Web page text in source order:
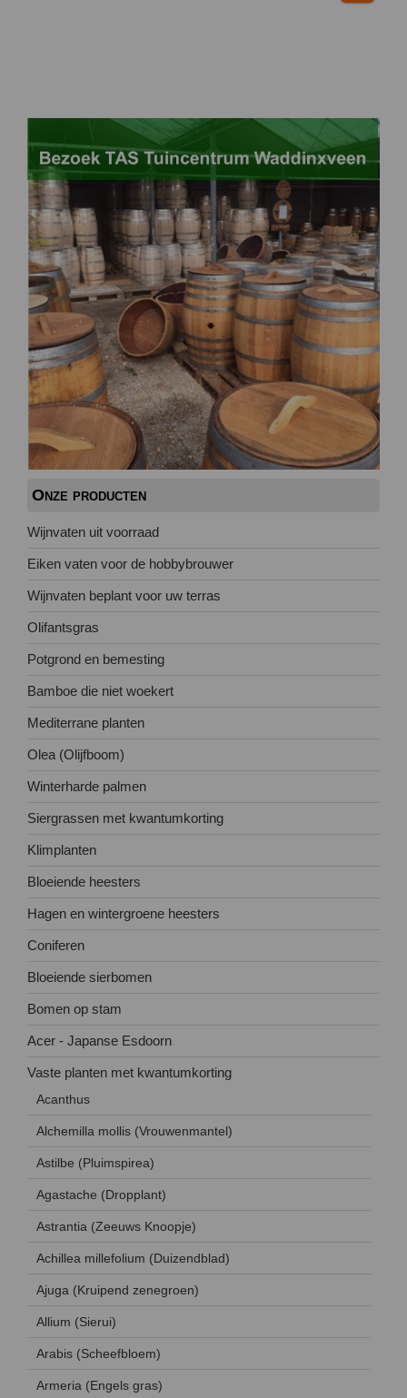
Onze producten
Wijnvaten uit voorraad
Eiken vaten voor de hobbybrouwer
Wijnvaten beplant voor uw terras
Olifantsgras
Potgrond en bemesting
Bamboe die niet woekert
Mediterrane planten
Olea (Olijfboom)
Winterharde palmen
Siergrassen met kwantumkorting
Klimplanten
Bloeiende heesters
Hagen en wintergroene heesters
Coniferen
Bloeiende sierbomen
Bomen op stam
Acer - Japanse Esdoorn
Vaste planten met kwantumkorting
Acanthus
Alchemilla mollis (Vrouwenmantel)
Astilbe (Pluimspirea)
Agastache (Dropplant)
Astrantia (Zeeuws Knoopje)
Achillea millefolium (Duizendblad)
Ajuga (Kruipend zenegroen)
Allium (Sierui)
Arabis (Scheefbloem)
Armeria (Engels gras)